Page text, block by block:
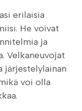
erilaisia
He voivat
ja
Velkaneuvojat
järjestelylainan
voi olla